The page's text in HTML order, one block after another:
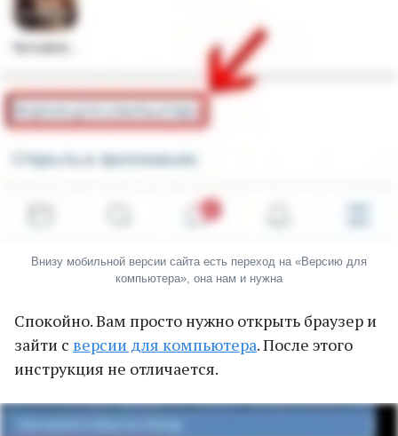
Внизу мобильной версии сайта есть переход на «Версию для
компьютера», она нам и нужна
Спокойно. Вам просто нужно открыть браузер и
зайти с версии для компьютера. После этого
инструкция не отличается.